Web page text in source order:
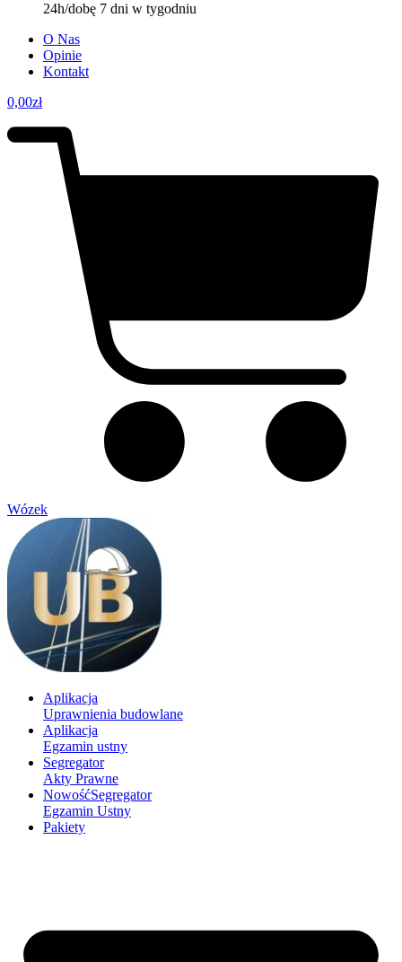
24h/dobę 7 dni w tygodniu
O Nas
Opinie
Kontakt
0,00zł
Wózek
Aplikacja
Uprawnienia budowlane
Aplikacja
Egzamin ustny
Segregator
Akty Prawne
NowośćSegregator
Egzamin Ustny
Pakiety